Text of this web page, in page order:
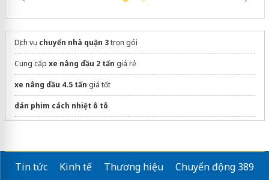
Dịch vụ chuyển nhà quận 3trọn gói
Cung cấp xe nâng dầu 2 tấn giá rẻ
xe nâng dầu 4.5 tấn giá tốt
dán phim cách nhiệt ô tô
Tin tức Kinh tế Thương hiệu
Chuyển động 389